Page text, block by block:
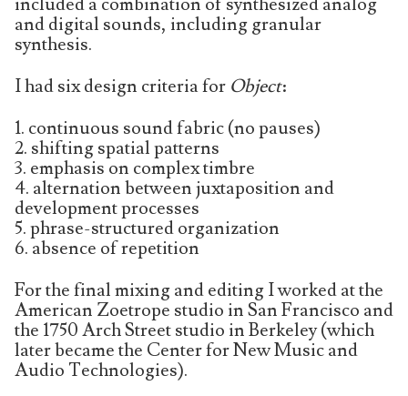
and digital sounds, including granular
synthesis.
I had six design criteria for Object:
1. continuous sound fabric (no pauses)
2. shifting spatial patterns
3. emphasis on complex timbre
4. alternation between juxtaposition and
development processes
5. phrase-structured organization
6. absence of repetition
For the final mixing and editing I worked at the
American Zoetrope studio in San Francisco and
the 1750 Arch Street studio in Berkeley (which
later became the Center for New Music and
Audio Technologies).